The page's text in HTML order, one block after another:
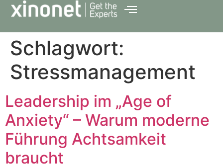
Schlagwort:
Stressmanagement
Leadership im „Age of
Anxiety“ – Warum moderne
Führung Achtsamkeit
braucht